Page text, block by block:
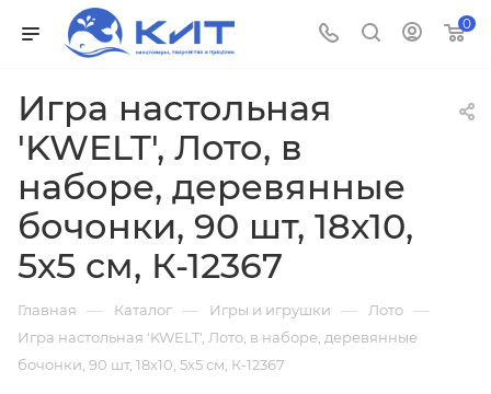
0
Игра настольная
'KWELT', Лото, в
наборе, деревянные
бочонки, 90 шт, 18х10,
5х5 см, К-12367
Главная — Каталог — Игры и игрушки — Лото —
Игра настольная 'KWELT', Лото, в наборе, деревянные
бочонки, 90 шт, 18х10, 5х5 см, К-12367